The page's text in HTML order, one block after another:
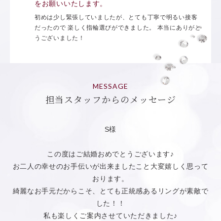
をお願いいたします。
初めは少し緊張していましたが、とても丁寧で明るい接客
だったので 楽しく指輪選びができました。 本当にありがと
うございました！
MESSAGE
担当スタッフからのメッセージ
S様
この度はご結婚おめでとうございます♪
お二人の幸せのお手伝いが出来ましたこと大変嬉しく思って
おります。
綺麗なお手元だからこそ、とても正統感あるリングが素敵で
した！！
私も楽しくご案内させていただきました♪